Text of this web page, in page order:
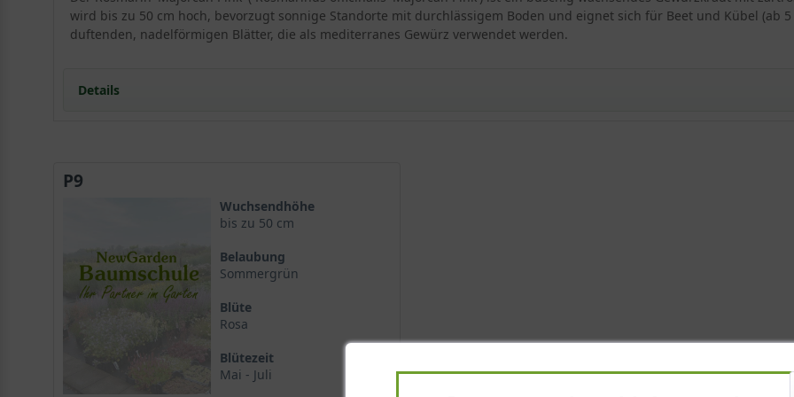
wird bis zu 50 cm hoch, bevorzugt sonnige Standorte mit durchlässigem Boden und eignet sich für Beet und Kübel (ab
duftenden, nadelförmigen Blätter, die als mediterranes Gewürz verwendet werden.
Details
Blüten und den kompakten, säulenförmigen Wuchs. Mit einer Höhe von etwa 50 Zentimetern eignet er sich
Herkunft und Eigenschaften
Der Rosmarin 'Majorcan Pink' stammt ursprünglich aus dem Mittelmeerraum und ist an warme, sonnige Standorte
verströmen den charakteristischen Duft, der an mediterrane Küche erinnert. Die Sorte zeichnet sich durch eine
minus zehn Grad Celsius, benötigt aber in kalten Regionen Schutz. Der Wuchs ist buschig und horstbildend mit
P9
Wuchsendhöhe
bis zu 50 cm
Belaubung
Sommergrün
Blüte
Rosa
Blütezeit
Mai - Juli